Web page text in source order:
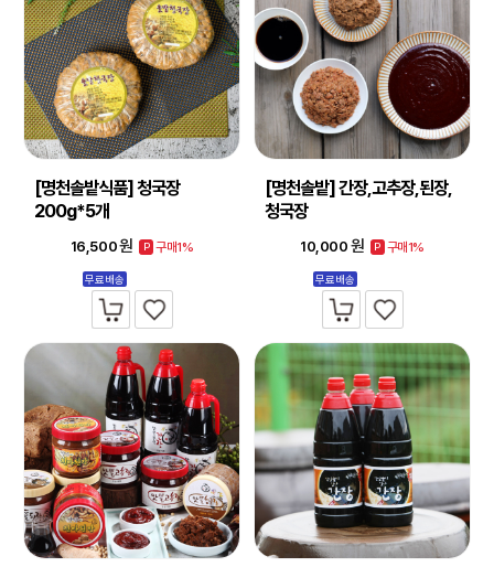
[명천솔밭식품] 청국장
200g*5개
16,500원 P 구매1%
무료배송
[명천솔밭] 간장,고추장,된장,
청국장
10,000 원 P 구매1%
무료배송